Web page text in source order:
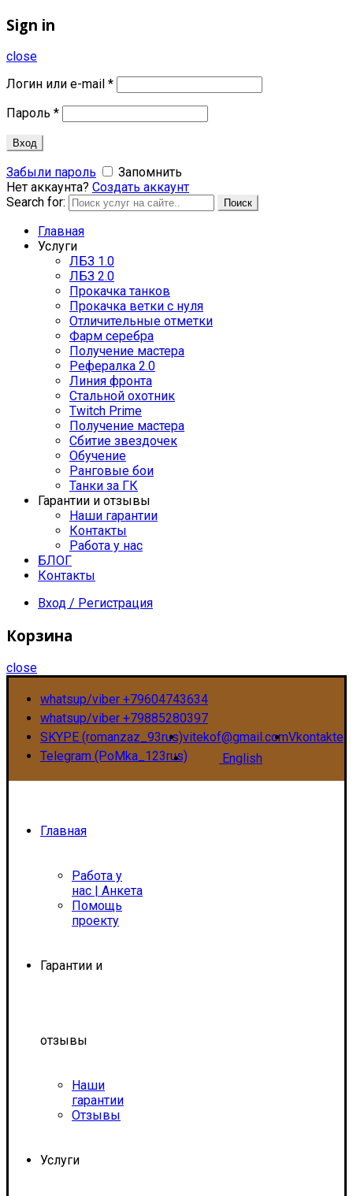
Sign in
close
Логин или e-mail *
Пароль *
Вход
Забыли пароль
Запомнить
Нет аккаунта? Создать аккаунт
Search for:
Поиск
Главная
Услуги
ЛБЗ 1.0
ЛБЗ 2.0
Прокачка танков
Прокачка ветки с нуля
Отличительные отметки
Фарм серебра
Получение мастера
Рефералка 2.0
Линия фронта
Стальной охотник
Twitch Prime
Получение мастера
Сбитие звездочек
Обучение
Ранговые бои
Танки за ГК
Гарантии и отзывы
Наши гарантии
Контакты
Работа у нас
БЛОГ
Контакты
Вход / Регистрация
Корзина
close
whatsup/viber +79604743634
whatsup/viber +79885280397
SKYPE (romanzaz_93rus)vitekof@gmail.comVkontakte
Telegram (PoMka_123rus)
English
Главная
Работа у
нас | Анкета
Помощь
проекту
Гарантии и
отзывы
Наши
гарантии
Отзывы
Услуги